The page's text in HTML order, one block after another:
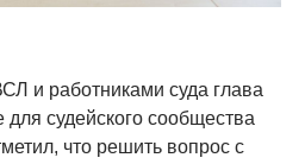
и работниками суда глава
судейского сообщества
что решить вопрос с